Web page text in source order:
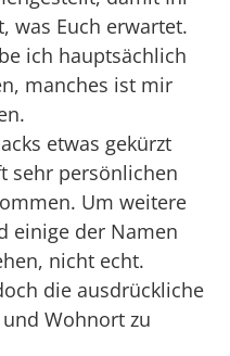
was Euch erwartet.
ich hauptsächlich
manches ist mir
etwas gekürzt
sehr persönlichen
Um weitere
einige der Namen
nicht echt.
die ausdrückliche
Wohnort zu